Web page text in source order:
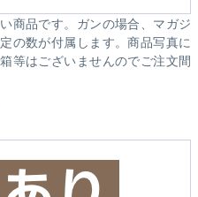
商品です。ガンの場合、マガジ
の数が付属します。商品写真に
等はございませんのでご注文間